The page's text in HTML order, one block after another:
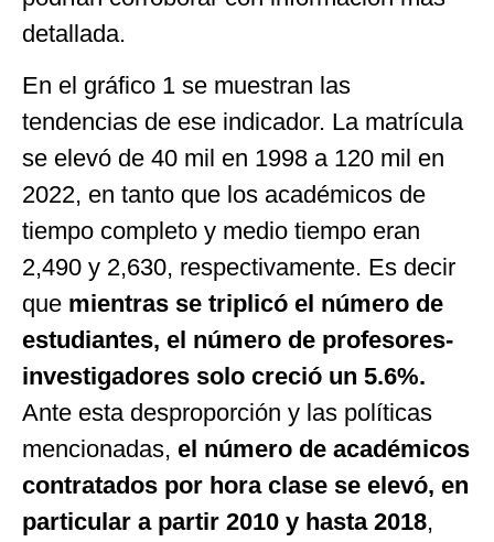
detallada.
En el gráfico 1 se muestran las
tendencias de ese indicador. La matrícula
se elevó de 40 mil en 1998 a 120 mil en
2022, en tanto que los académicos de
tiempo completo y medio tiempo eran
2,490 y 2,630, respectivamente. Es decir
que mientras se triplicó el número de
estudiantes, el número de profesores-
investigadores solo creció un 5.6%.
Ante esta desproporción y las políticas
mencionadas, el número de académicos
contratados por hora clase se elevó, en
particular a partir 2010 y hasta 2018,